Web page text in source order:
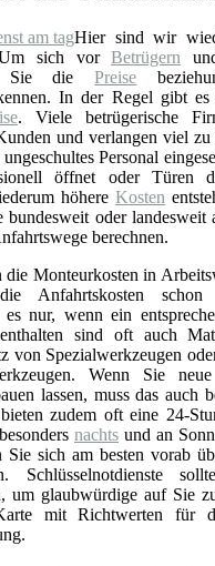
Hier sind wir
sich vorBetrügern
Sie diePreise
In der Regel gibt es
. Viele betrügerische
und verlangen viel zu
Personal
öffnet oder Türen
höhere Kosten
oder landesweit
berechnen.
Monteurkosten in
Anfahrtskosten schon
nur, wenn ein
sind oft auch
von Spezialwerkzeugen
Wenn Sie
lassen, muss das auch
zudem oft eine 24-
besonders nachts und an
Sie sich am besten vorab
Schlüsselnotdienste
um glaubwürdige auf Sie
mit Richtwerten für